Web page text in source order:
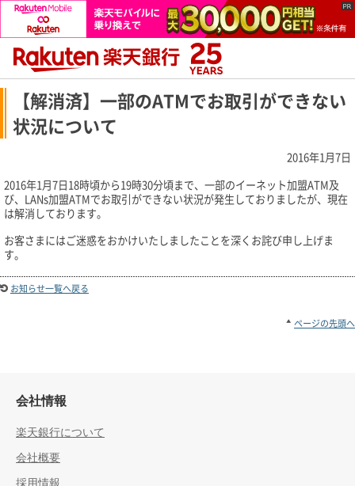
【解消済】一部のATMでお取引ができない
状況について
2016年1月7日
2016年1月7日18時頃から19時30分頃まで、一部のイーネット加盟ATM及
び、LANs加盟ATMでお取引ができない状況が発生しておりましたが、現在
は解消しております。
お客さまにはご迷惑をおかけいたしましたことを深くお詫び申し上げま
す。
お知らせ一覧へ戻る
ページの先頭へ
会社情報
楽天銀行について
会社概要
採用情報